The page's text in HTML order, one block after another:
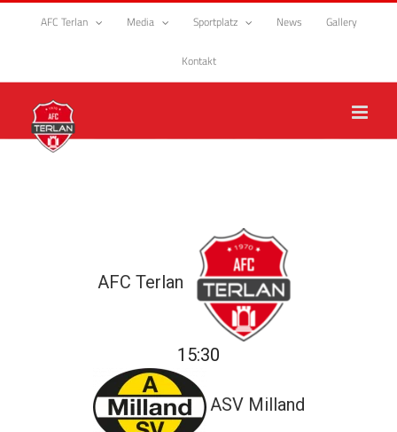
Zum
AFC Terlan Media Sportplatz News Gallery
Kontakt
AFC Terlan
15:30
ASV Milland